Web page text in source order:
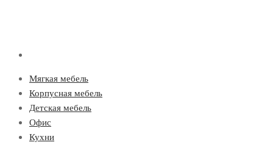
Мягкая мебель
Корпусная мебель
Детская мебель
Офис
Кухни